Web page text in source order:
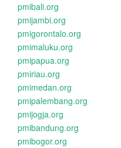
pmibali.org
pmijambi.org
pmigorontalo.org
pmimaluku.org
pmipapua.org
pmiriau.org
pmimedan.org
pmipalembang.org
pmijogja.org
pmibandung.org
pmibogor.org